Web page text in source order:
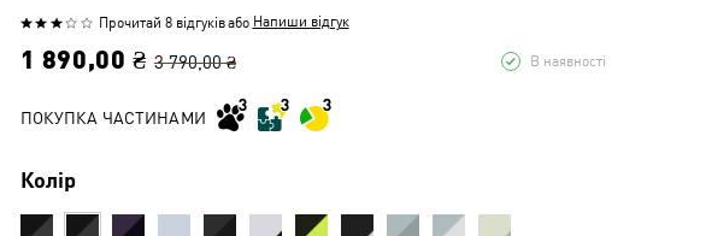
Оцінено
з
Прочитай 8 відгуківабо Напиши відгук
1 890,00 ₴ 3 790,00 ₴ В наявності
ПОКУПКА ЧАСТИНАМИ
Колір